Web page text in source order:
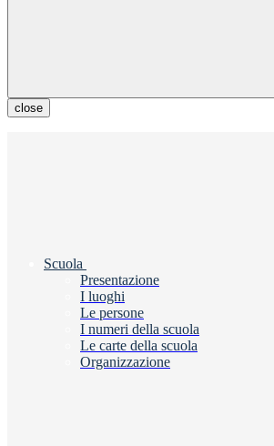
close
Scuola
Presentazione
I luoghi
Le persone
I numeri della scuola
Le carte della scuola
Organizzazione